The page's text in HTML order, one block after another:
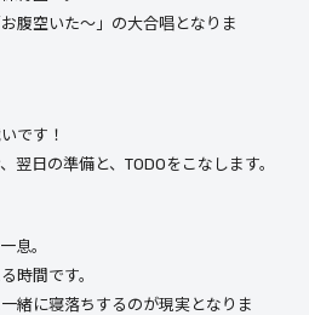
腹空いた～」の大合唱となりま
です！
翌日の準備と、TODOをこなします。
息。
時間です。
緒に寝落ちするのが現実となりま